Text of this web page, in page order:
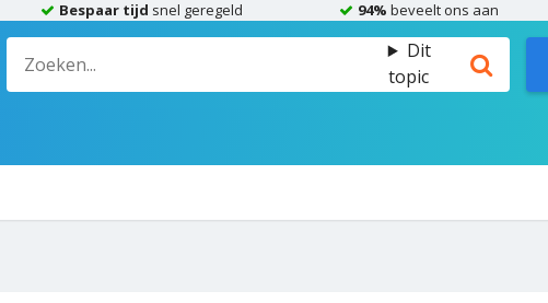
Bespaar tijd snel geregeld 94% beveelt ons aan
Dit
topic